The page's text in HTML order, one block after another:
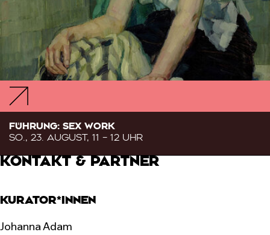
FÜHRUNG: SEX WORK
SO., 23. AUGUST, 11 – 12 UHR
KONTAKT & PARTNER
KURATOR*INNEN
Johanna Adam